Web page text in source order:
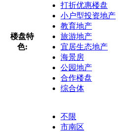
楼盘特
色:
打折优惠楼盘
小户型投资地产
教育地产
旅游地产
宜居生态地产
海景房
公园地产
合作楼盘
综合体
不限
市南区